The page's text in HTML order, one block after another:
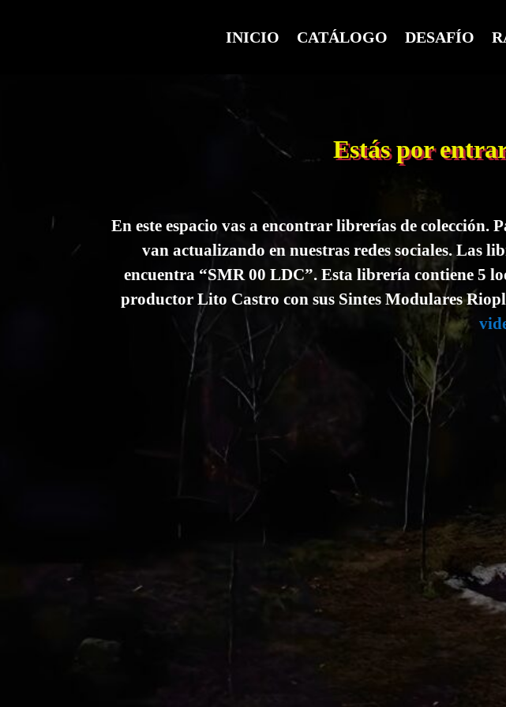
INICIO CATÁLOGO DESAFÍO
Estás por
En este espacio vas a encontrar librerías de colección.
van actualizando en nuestras redes sociales. Las
encuentra “SMR 00 LDC”. Esta librería contiene 5
productor Lito Castro con sus Sintes Modulares